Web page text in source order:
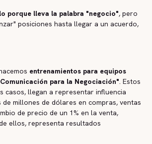
porque lleva la palabra "negocio", pero
posiciones hasta llegar a un acuerdo,
entrenamientos para equipos
para la Negociación". Estos
casos, llegan a representar influencia
millones de dólares en compras, ventas
de precio de un 1% en la venta,
ellos, representa resultados